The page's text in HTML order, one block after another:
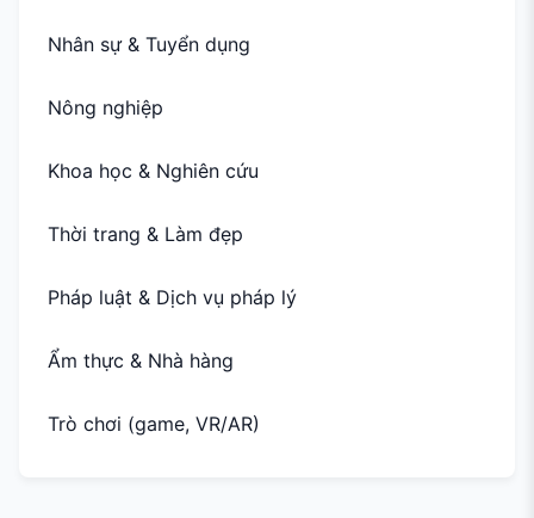
Nhân sự & Tuyển dụng
Nông nghiệp
Khoa học & Nghiên cứu
Thời trang & Làm đẹp
Pháp luật & Dịch vụ pháp lý
Ẩm thực & Nhà hàng
Trò chơi (game, VR/AR)